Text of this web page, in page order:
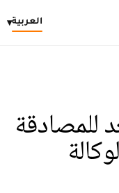
العربية▾
للمصادقة